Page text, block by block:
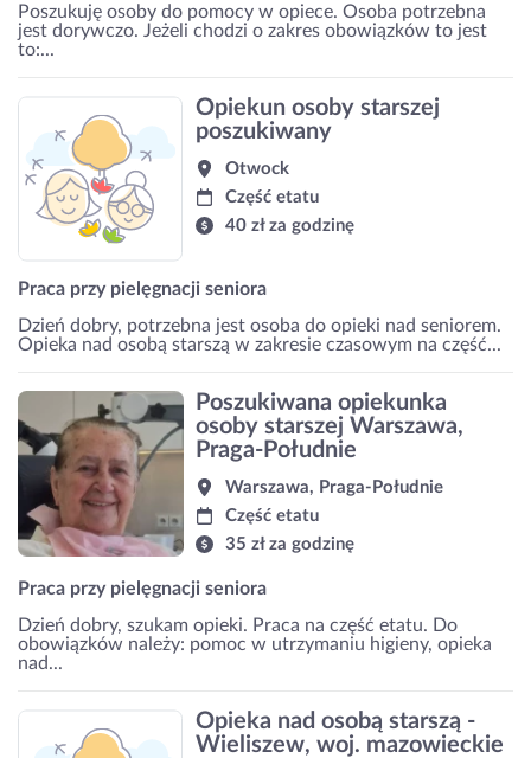
Poszukuję osoby do pomocy w opiece. Osoba potrzebna
jest dorywczo. Jeżeli chodzi o zakres obowiązków to jest
to:...
Opiekun osoby starszej
poszukiwany
Otwock
Część etatu
40 zł za godzinę
Praca przy pielęgnacji seniora
Dzień dobry, potrzebna jest osoba do opieki nad seniorem.
Opieka nad osobą starszą w zakresie czasowym na część...
Poszukiwana opiekunka
osoby starszej Warszawa,
Praga-Południe
Warszawa, Praga-Południe
Część etatu
35 zł za godzinę
Praca przy pielęgnacji seniora
Dzień dobry, szukam opieki. Praca na część etatu. Do
obowiązków należy: pomoc w utrzymaniu higieny, opieka
nad...
Opieka nad osobą starszą -
Wieliszew, woj. mazowieckie